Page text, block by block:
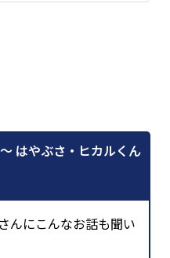
はやぶさ・ヒカルくん
んにこんなお話も聞い